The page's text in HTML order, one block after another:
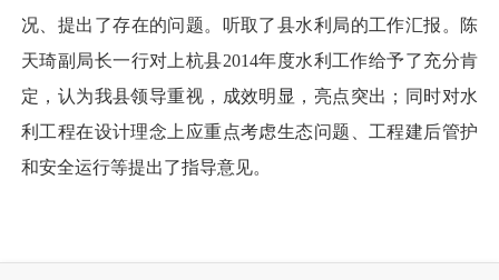
况、 提出了存在的问题。听取了县水利局的工作汇报。陈
天琦副局长一行对上杭县2014年度水利工作给予了充分肯
定，认为我县领导重视，成效明显，亮点突出；同时对水
利工程在设计理念上应重点考虑生态问题、工程建后管护
和安全运行等提出了指导意见。